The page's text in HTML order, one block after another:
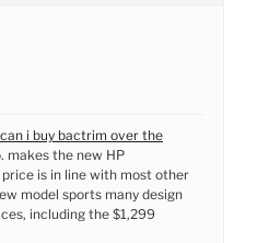
can i buy bactrim over the
makes the new HP
is in line with most other
model sports many design
including the $1,299